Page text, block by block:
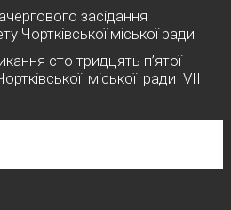
засідання
Чортківської міської ради
сто тридцять п’ятої
міської ради VІІІ